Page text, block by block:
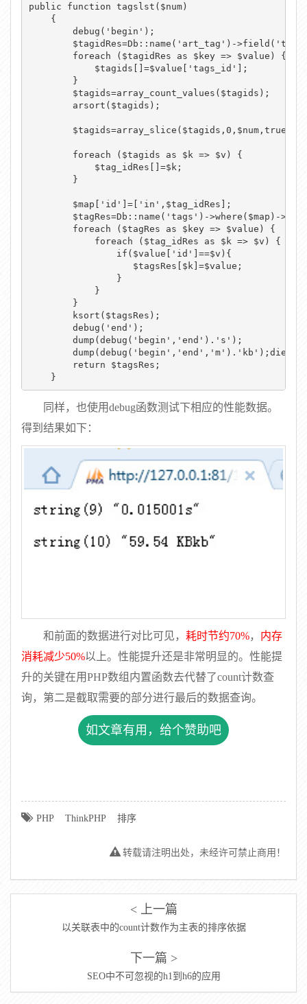
public function tagslst($num)
{
debug('begin');
$tagidRes=Db::name('art_tag')-
foreach ($tagidRes as $key => $value) {
$tagids[]=$value['tags_id'];
}
$tagids=array_count_values($tagids);
arsort($tagids);
$tagids=array_slice($tagids,0,$num,true);
foreach ($tagids as $k => $v) {
$tag_idRes[]=$k;
}
$map['id']=['in',$tag_idRes];
$tagRes=Db::name('tags')->where($map)-
foreach ($tagRes as $key => $value) {
foreach ($tag_idRes as $k => $v) {
if($value['id']==$v){
$tagsRes[$k]=$value;
}
}
}
ksort($tagsRes);
debug('end');
dump(debug('begin','end').'s');
dump(debug('begin','end','m').'kb');die;
return $tagsRes;
}
同样，也使用debug函数测试下相应的性能数据。
得到结果如下：
和前面的数据进行对比可见， 耗时节约70%， 内存
消耗减少50%以上。性能提升还是非常明显的。性能提
升的关键在用PHP数组内置函数去代替了count计数查
询，第二是截取需要的部分进行最后的数据查询。
如文章有用，给个赞助吧
PHP ThinkPHP 排序
转载请注明出处，未经许可禁止商用！
< 上一篇
以关联表中的count计数作为主表的排序依据
下一篇 >
SEO中不可忽视的h1到h6的应用